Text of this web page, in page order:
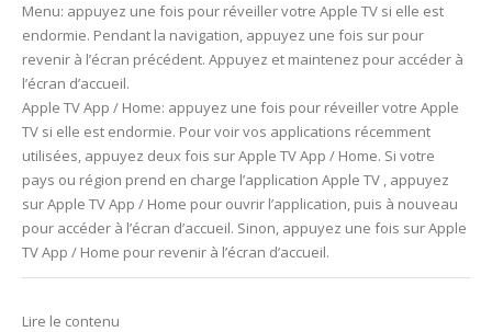
Menu: appuyez une fois pour réveiller votre Apple TV si elle est
endormie. Pendant la navigation, appuyez une fois sur pour
revenir à l’écran précédent. Appuyez et maintenez pour accéder à
l’écran d’accueil.
Apple TV App / Home: appuyez une fois pour réveiller votre Apple
TV si elle est endormie. Pour voir vos applications récemment
utilisées, appuyez deux fois sur Apple TV App / Home. Si votre
pays ou région prend en charge l’application Apple TV , appuyez
sur Apple TV App / Home pour ouvrir l’application, puis à nouveau
pour accéder à l’écran d’accueil. Sinon, appuyez une fois sur Apple
TV App / Home pour revenir à l’écran d’accueil.
Lire le contenu